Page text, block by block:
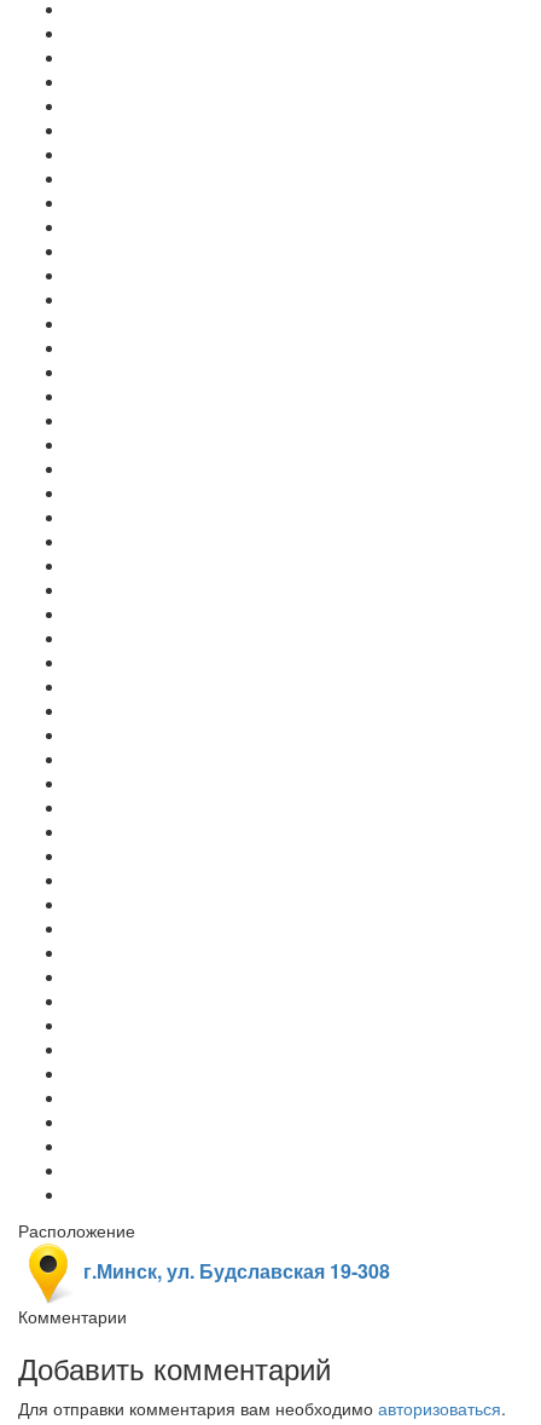
Расположение
г.Минск, ул. Будславская 19-308
Комментарии
Добавить комментарий
Для отправки комментария вам необходимо авторизоваться.